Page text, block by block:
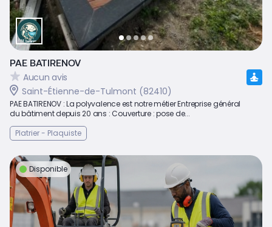
PAE BATIRENOV
Aucun avis
Saint-Étienne-de-Tulmont (82410)
PAE BATIRENOV : La polyvalence est notre métier Entreprise général
du bâtiment depuis 20 ans : Couverture : pose de...
Platrier - Plaquiste
Disponible